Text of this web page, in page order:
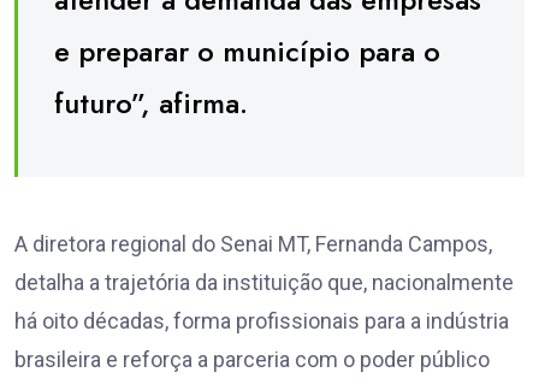
e preparar o município para o
futuro”, afirma.
A diretora regional do Senai MT, Fernanda Campos,
detalha a trajetória da instituição que, nacionalmente
há oito décadas, forma profissionais para a indústria
brasileira e reforça a parceria com o poder público